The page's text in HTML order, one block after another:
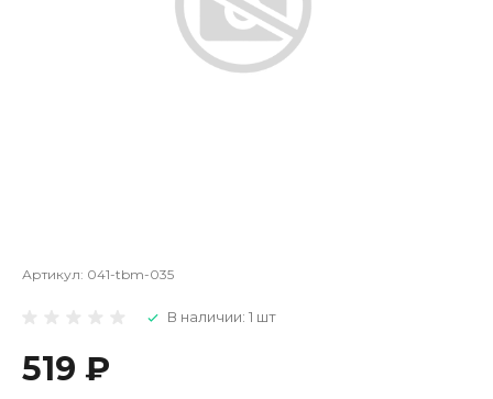
Артикул: 041-tbm-035
В наличии: 1 шт
519 ₽